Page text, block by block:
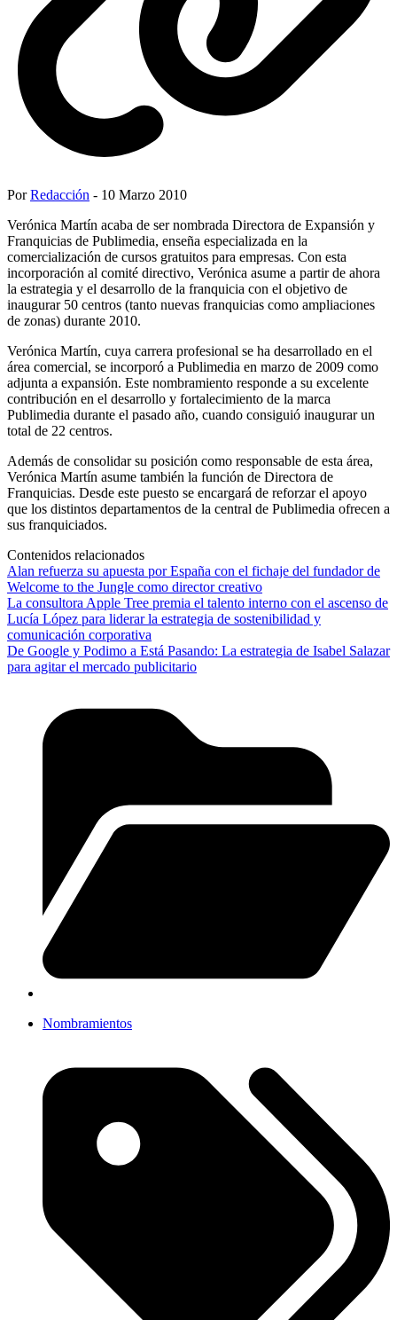
PorRedacción - 10 Marzo 2010
Verónica Martín acaba de ser nombrada Directora de Expansión y
Franquicias de Publimedia, enseña especializada en la
comercialización de cursos gratuitos para empresas. Con esta
incorporación al comité directivo, Verónica asume a partir de ahora
la estrategia y el desarrollo de la franquicia con el objetivo de
inaugurar 50 centros (tanto nuevas franquicias como ampliaciones
de zonas) durante 2010.
Verónica Martín, cuya carrera profesional se ha desarrollado en el
área comercial, se incorporó a Publimedia en marzo de 2009 como
adjunta a expansión. Este nombramiento responde a su excelente
contribución en el desarrollo y fortalecimiento de la marca
Publimedia durante el pasado año, cuando consiguió inaugurar un
total de 22 centros.
Además de consolidar su posición como responsable de esta área,
Verónica Martín asume también la función de Directora de
Franquicias. Desde este puesto se encargará de reforzar el apoyo
que los distintos departamentos de la central de Publimedia ofrecen a
sus franquiciados.
Contenidos relacionados
Alan refuerza su apuesta por España con el fichaje del fundador de
Welcome to the Jungle como director creativo
La consultora Apple Tree premia el talento interno con el ascenso de
Lucía López para liderar la estrategia de sostenibilidad y
comunicación corporativa
De Google y Podimo a Está Pasando: La estrategia de Isabel Salazar
para agitar el mercado publicitario
Nombramientos